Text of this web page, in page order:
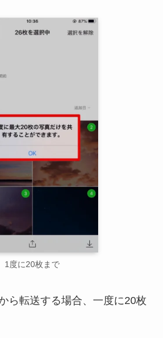
1度に20枚まで
ら転送する場合、一度に20枚